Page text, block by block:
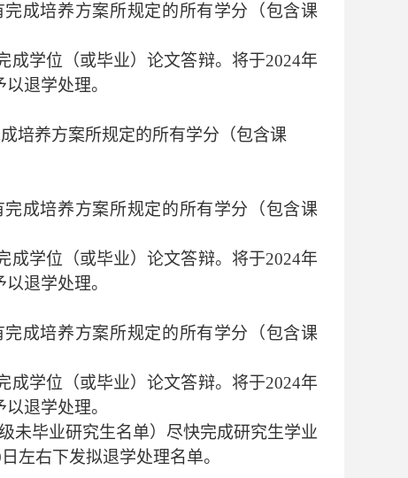
成培养方案所规定的所有学分（包含课
成学位（或毕业）论文答辩。将于2024年
退学处理。
培养方案所规定的所有学分（包含课
成培养方案所规定的所有学分（包含课
成学位（或毕业）论文答辩。将于2024年
退学处理。
成培养方案所规定的所有学分（包含课
成学位（或毕业）论文答辩。将于2024年
退学处理。
未毕业研究生名单）尽快完成研究生学业
左右下发拟退学处理名单。